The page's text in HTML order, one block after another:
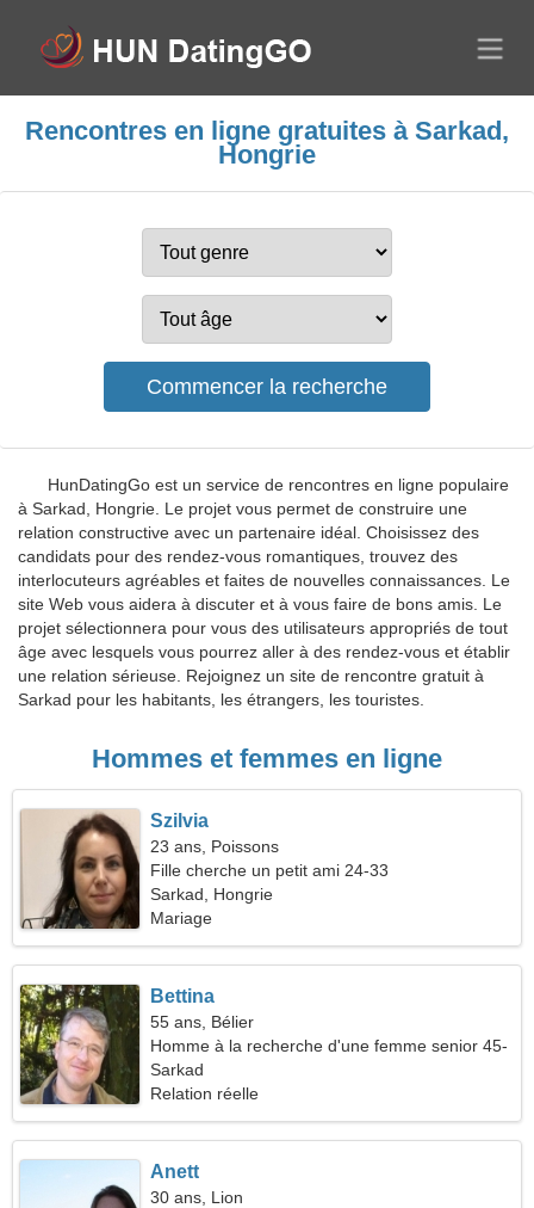
Rencontres en ligne gratuites à Sarkad,
Hongrie
HunDatingGo est un service de rencontres en ligne populaire
à Sarkad, Hongrie. Le projet vous permet de construire une
relation constructive avec un partenaire idéal. Choisissez des
candidats pour des rendez-vous romantiques, trouvez des
interlocuteurs agréables et faites de nouvelles connaissances. Le
site Web vous aidera à discuter et à vous faire de bons amis. Le
projet sélectionnera pour vous des utilisateurs appropriés de tout
âge avec lesquels vous pourrez aller à des rendez-vous et établir
une relation sérieuse. Rejoignez un site de rencontre gratuit à
Sarkad pour les habitants, les étrangers, les touristes.
Hommes et femmes en ligne
Szilvia
23 ans, Poissons
Fille cherche un petit ami 24-33
Sarkad, Hongrie
Mariage
Bettina
55 ans, Bélier
Homme à la recherche d'une femme senior 45-
52
Sarkad
Relation réelle
Anett
30 ans, Lion